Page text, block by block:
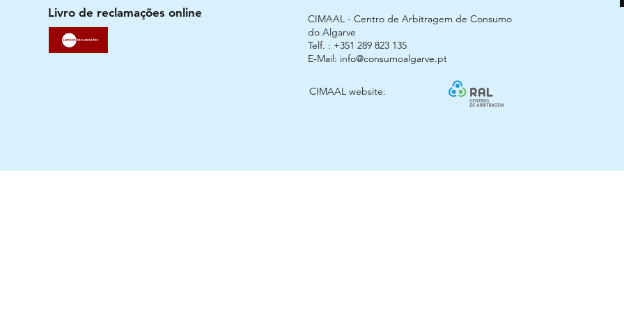
Livro de reclamações online
CIMAAL - Centro de Arbitragem de Consumo
do Algarve
Telf. : +351 289 823 135
E-Mail: info@consumoalgarve.pt
CIMAAL website: